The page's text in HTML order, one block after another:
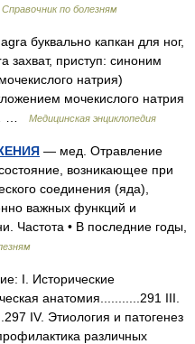
Справочник по болезням
буквально капкан для ног,
захват, приступ: синоним
натрия)
мочекислого натрия
…
Медицинская энциклопедия
— мед. Отравление
возникающее при
соединения (яда),
важных функций и
Частота • В последние годы,
I. Исторические
анатомия...........291 ІІІ.
IV. Этиология и патогенез
различных